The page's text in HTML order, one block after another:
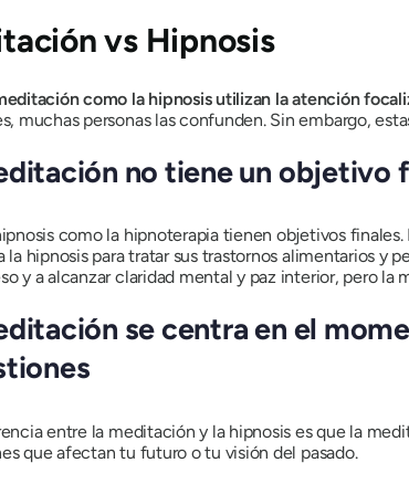
vs Hipnosis
como la hipnosis utilizan la atención
muchas personas las confunden. Sin embargo,
no tiene un objetivo
como la hipnoterapia tienen objetivos
la hipnosis para tratar sus trastornos alimentarios y
y a alcanzar claridad mental y paz interior, pero
se centra en el
entre la meditación y la hipnosis es que la
que afectan tu futuro o tu visión del pasado.